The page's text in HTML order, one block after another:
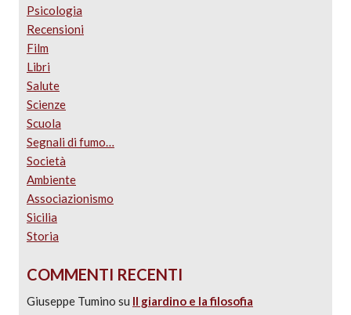
Psicologia
Recensioni
Film
Libri
Salute
Scienze
Scuola
Segnali di fumo…
Società
Ambiente
Associazionismo
Sicilia
Storia
COMMENTI RECENTI
Giuseppe Tumino su Il giardino e la filosofia